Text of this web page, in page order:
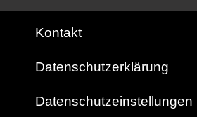
Kontakt
Datenschutzerklärung
Datenschutzeinstellungen